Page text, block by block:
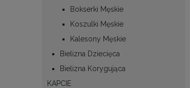
Bokserki Męskie
Koszulki Męskie
Kalesony Męskie
Bielizna Dziecięca
Bielizna Korygująca
KAPCIE